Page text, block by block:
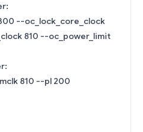
--oc_lock_core_clock
810 --oc_power_limit
810 --pl 200